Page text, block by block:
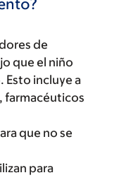
de
que el niño
incluye a
farmacéuticos
que no se
para